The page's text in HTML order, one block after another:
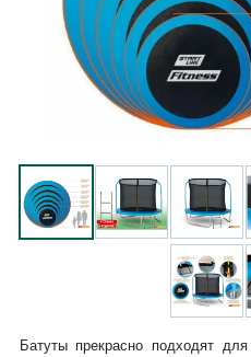
Батуты прекрасно подходят